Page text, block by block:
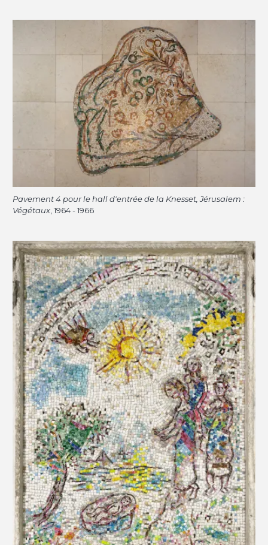
Pavement 4 pour le hall d'entrée de la Knesset, Jérusalem :
Végétaux, 1964 - 1966